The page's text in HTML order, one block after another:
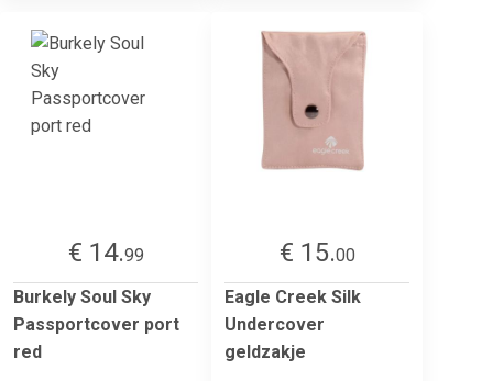
€ 14.99
Burkely Soul Sky
Passportcover port
red
€ 15.00
Eagle Creek Silk
Undercover
geldzakje